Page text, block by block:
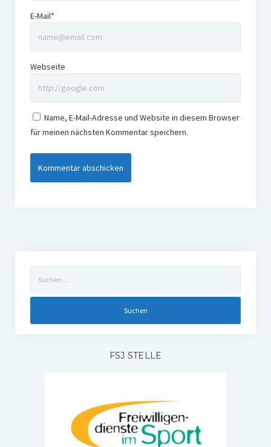
E-Mail*
Webseite
Name, E-Mail-Adresse und Website in diesem Browser
für meinen nächsten Kommentar speichern.
nach:
FSJ STELLE